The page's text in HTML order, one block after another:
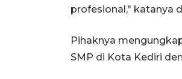
profesional," katanya
Pihaknya
SMP di Kota Kediri